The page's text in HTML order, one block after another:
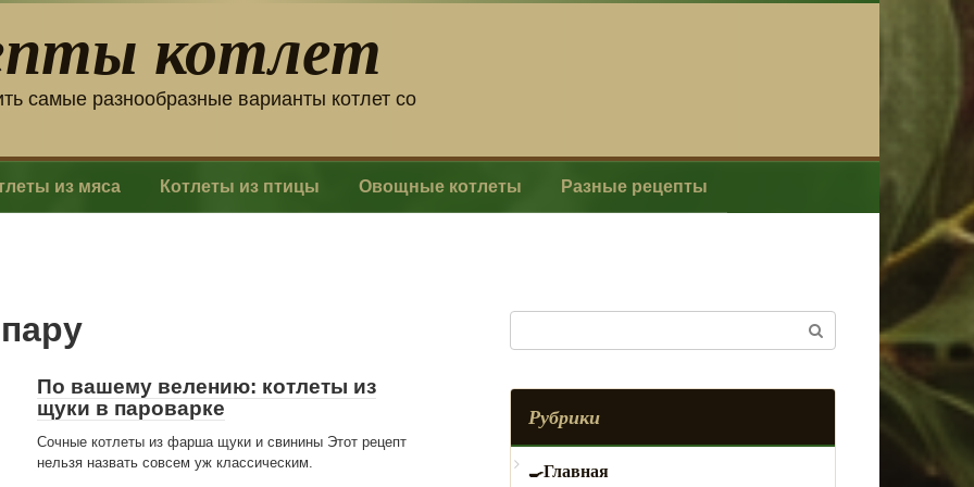
котлет
самые разнообразные варианты котлет со
из мяса Котлеты из птицы Овощные котлеты Разные рецепты
По вашему велению: котлеты из
щуки в пароварке
Сочные котлеты из фарша щуки и свинины Этот рецепт
нельзя назвать совсем уж классическим.
Рубрики
Главная